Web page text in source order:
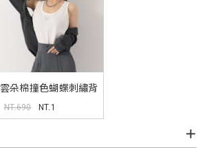
雲朵棉撞色蝴蝶刺繡背
心 MUA
NT.690 NT.1